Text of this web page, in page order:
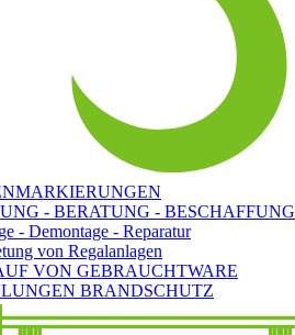
- BERATUNG - BESCHAFFUNG
- Demontage - Reparatur
von Regalanlagen
VON GEBRAUCHTWARE
BRANDSCHUTZ